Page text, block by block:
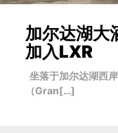
加尔达湖
加入LXR
坐落于加尔达湖西
（Gran[…]